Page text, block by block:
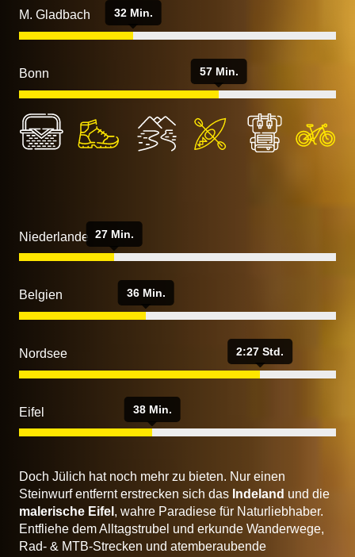
M. Gladbach 32 Min.
Bonn 57 Min.
Niederlande 27 Min.
Belgien 36 Min.
Nordsee 2:27 Std.
Eifel 38 Min.
Doch Jülich hat noch mehr zu bieten. Nur einen
Steinwurf entfernt erstrecken sich das Indeland und die
malerische Eifel , wahre Paradiese für Naturliebhaber.
Entfliehe dem Alltagstrubel und erkunde Wanderwege,
Rad- & MTB-Strecken und atemberaubende